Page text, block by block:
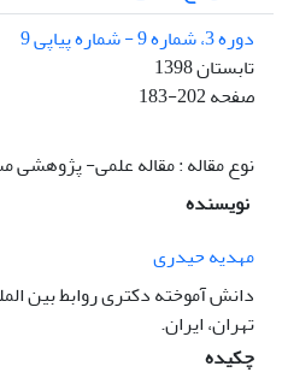
دوره 3، شماره 9 - شماره پیاپی 9
تابستان 1398
صفحه183-202
نوع مقاله : مقاله علمی- پژوهشی
نویسنده
مهدیه حیدری
دانش آموخته دکتری روابط بین
تهران، ایران.
چکیده